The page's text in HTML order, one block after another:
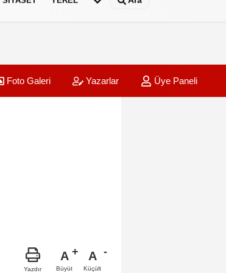
Foto Galeri Yazarlar Üye Paneli
Yazdır
A
Büyüt
A
Küçült